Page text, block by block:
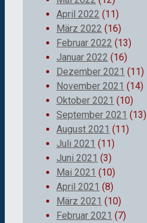
April 2022 (11)
März 2022 (16)
Februar 2022 (13)
Januar 2022 (16)
Dezember 2021 (11)
November 2021 (14)
Oktober 2021 (10)
September 2021 (13)
August 2021 (11)
Juli 2021 (11)
Juni 2021 (3)
Mai 2021 (10)
April 2021 (8)
März 2021 (10)
Februar 2021 (7)